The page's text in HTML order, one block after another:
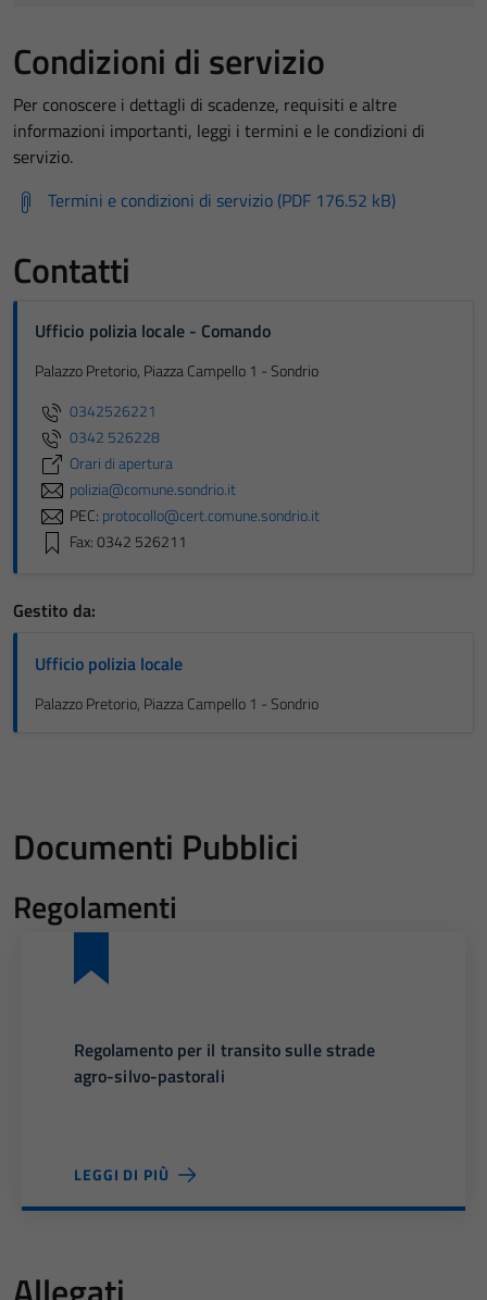
Condizioni di servizio
Per conoscere i dettagli di scadenze, requisiti e altre
informazioni importanti, leggi i termini e le condizioni di
servizio.
Termini e condizioni di servizio (PDF 176.52 kB)
Contatti
Ufficio polizia locale - Comando
Palazzo Pretorio, Piazza Campello 1 - Sondrio
0342526221
0342 526228
Orari di apertura
polizia@comune.sondrio.it
PEC: protocollo@cert.comune.sondrio.it
Fax: 0342 526211
Gestito da:
Ufficio polizia locale
Palazzo Pretorio, Piazza Campello 1 - Sondrio
Documenti Pubblici
Regolamenti
Regolamento per il transito sulle strade
agro-silvo-pastorali
LEGGI DI PIÙ